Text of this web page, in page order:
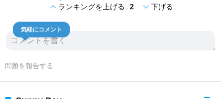
expand_lessランキングを上げる 2 expand_more下げる
気軽にコメント
問題を報告する